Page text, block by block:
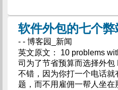
软件外包的七个弊
- - 博客园_新闻
英文原文： 10 problems
司为了节省预算而选择外包
不错，因为你打一个电话就
题，而不用雇佣一帮人坐在